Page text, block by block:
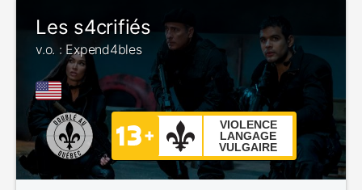
Les s4crifiés
v.o. : Expend4bles
VIOLENCE
LANGAGE
VULGAIRE